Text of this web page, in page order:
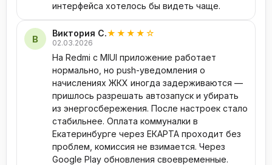
верхней части устройства карту нужно
прикладывать к верхней четверти задней крышки.
Включите NFC в системных настройках.
Платёж не зачисляется на ЕКАРТУ.Стандартное
время — до 30 минут. Если прошло больше —
сохраните чек и обратитесь в службу поддержки
оператора ЕКАРТЫ.
Скачивание APK с форумов.Не используйте —
приложения с платёжным функционалом часто
становятся целью подмены на сборки с перехватом
интерфейса хотелось бы видеть чаще.
В Виктория С.★★★★☆
02.03.2026
На Redmi с MIUI приложение работает
нормально, но push-уведомления о
начислениях ЖКХ иногда задерживаются —
пришлось разрешать автозапуск и убирать
из энергосбережения. После настроек стало
стабильнее. Оплата коммуналки в
Екатеринбурге через ЕКАРТА проходит без
проблем, комиссия не взимается. Через
Google Play обновления своевременные.